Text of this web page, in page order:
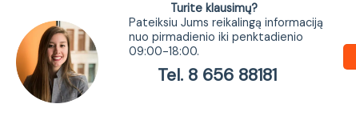
Turite klausimų?
Pateiksiu Jums reikalingą informaciją
nuo pirmadienio iki penktadienio
09:00-18:00.
Tel. 8 656 88181